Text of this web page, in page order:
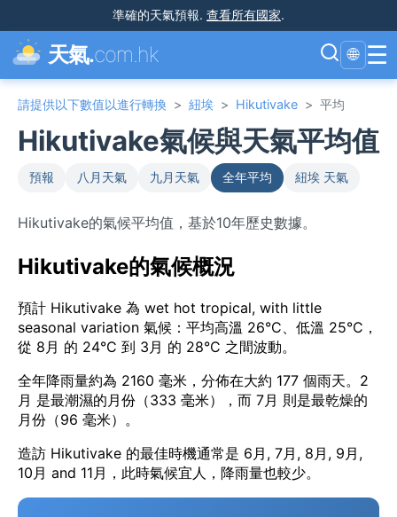
準確的天氣預報. 查看所有國家.
天氣.com.hk 🌐 ☰
請提供以下數值以進行轉換 > 紐埃 > Hikutivake > 平均
Hikutivake氣候與天氣平均值
預報 八月天氣 九月天氣 全年平均 紐埃 天氣
Hikutivake的氣候平均值，基於10年歷史數據。
Hikutivake的氣候概況
預計 Hikutivake 為 wet hot tropical, with little
seasonal variation 氣候：平均高溫 26°C、低溫 25°C，
從 8月 的 24°C 到 3月 的 28°C 之間波動。
全年降雨量約為 2160 毫米，分佈在大約 177 個雨天。2
月 是最潮濕的月份（333 毫米），而 7月 則是最乾燥的
月份（96 毫米）。
造訪 Hikutivake 的最佳時機通常是 6月, 7月, 8月, 9月,
10月 and 11月，此時氣候宜人，降雨量也較少。